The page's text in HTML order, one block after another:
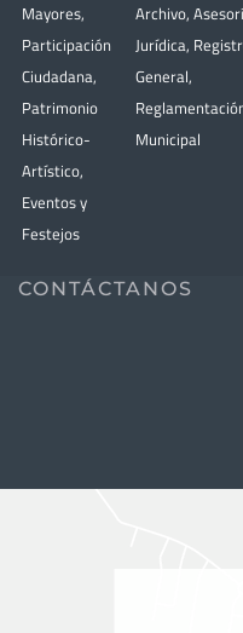
Mayores,
Participación
Ciudadana,
Patrimonio
Histórico-
Artístico,
Eventos y
Festejos
Archivo,
Jurídica,
General,
Municipal
CONTÁCTANOS